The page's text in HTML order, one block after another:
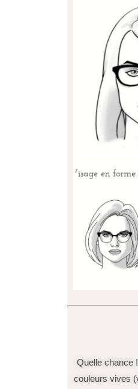
Quelle chance
couleurs vives